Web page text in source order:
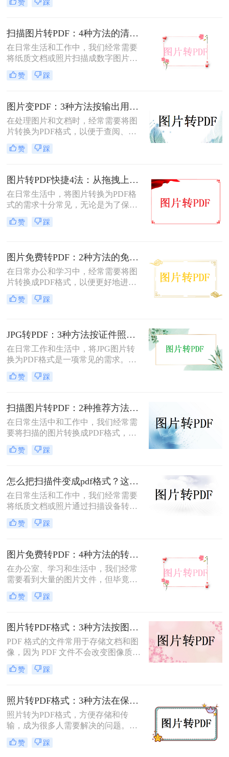
照片怎么转成pdf呢？本文将介绍两种
赞 踩
扫描图片转PDF：4种方法的清晰度和文件体积对比!
在日常生活和工作中，我们经常需要
将纸质文档或照片扫描成数字图片，
并进一步将这些图片转换成PDF格
式，以便于分享、存储和查阅。那么
介绍四种将扫描图片转换成PDF的方
法。
赞 踩
图片变PDF：3种方法按输出用途（打印/存档/分享）选！
在处理图片和文档时，经常需要将图
片转换为PDF格式，以便于查阅、分
享或存档。那么如何把图片变成pdf
呢？本文将介绍三种常用的图片转
赞 踩
图片转PDF快捷4法：从拖拽上传到批量导出的操作流程！
在日常生活中，将图片转换为PDF格
式的需求十分常见，无论是为了保存
照片、制作电子相册，还是为了提交
报告和简历中的图片资料。那么图片
完成图片到PDF的转换。
赞 踩
图片免费转PDF：2种方法的免费额度、水印和画质对比！
在日常办公和学习中，经常需要将图
片转换成PDF格式，以便更好地进行
分享、打印或存档。那么如何把图片
转换成pdf格式免费呢？本文将介绍两
赞 踩
JPG转PDF：3种方法按证件照、截图和风景照分别推荐！
在日常工作和生活中，将JPG图片转
换为PDF格式是一项常见的需求。
PDF格式具有跨平台兼容性、易于阅
读和保护隐私等优点，因此广泛应用
转换pdf呢？本文将介绍三种将JPG图
片转换为PDF的方法。
赞 踩
扫描图片转PDF：2种推荐方法的清晰度调优和文件压缩！
在日常生活中和工作中，我们经常需
要将扫描的图片转换成PDF格式，以
便于文档的管理、共享和打印。那么
扫描图片怎么转换成pdf呢？本文将介
方法。
赞 踩
怎么把扫描件变成pdf格式？这三种方法简单又实用！
在日常生活和工作中，我们经常需要
将纸质文档或照片通过扫描设备转化
为数字格式，并进一步将其保存为
PDF文件，以便于分享、存储和查
呢？本文将介绍三种将扫描件转换成
PDF格式的方法。
赞 踩
图片免费转PDF：4种方法的转换速度和画质损失对比！
在办公室、学习和生活中，我们经常
需要看到大量的图片文件，但毕竟，
一张一张地看照片相对麻烦，所以我
们通常会把照片变成PDF。事实上，
天，我将教你图片转为pdf怎么弄免费
的。
赞 踩
图片转PDF格式：3种方法按图片来源（手机/相机/截图）选！
PDF 格式的文件常用于存储文档和图
像，因为 PDF 文件不会改变图像质
量、版本或格式，而且可以在任何设
备之间轻松传输。如果你想将一些图
并成一个 PDF 文件，本文将介绍图片
如何转换为PDF格式。
赞 踩
照片转PDF格式：3种方法在保留EXIF信息和画质上的差异！
照片转为PDF格式，方便存储和传
输，成为很多人需要解决的问题。无
论是为了整理相册、备份照片，还是
为了表格化、合并分享，PDF格式都
赞 踩